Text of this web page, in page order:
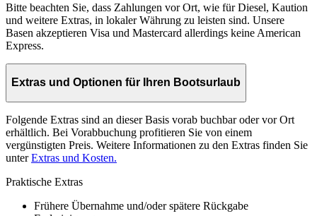
Bitte beachten Sie, dass Zahlungen vor Ort, wie für Diesel, Kaution
und weitere Extras, in lokaler Währung zu leisten sind. Unsere
Basen akzeptieren Visa und Mastercard allerdings keine American
Express.
Extras und Optionen für Ihren Bootsurlaub
Folgende Extras sind an dieser Basis vorab buchbar oder vor Ort
erhältlich. Bei Vorabbuchung profitieren Sie von einem
vergünstigten Preis. Weitere Informationen zu den Extras finden Sie
unterExtras und Kosten.
Praktische Extras
Frühere Übernahme und/oder spätere Rückgabe